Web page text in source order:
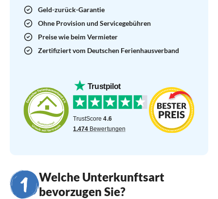
Geld-zurück-Garantie
Ohne Provision und Servicegebühren
Preise wie beim Vermieter
Zertifiziert vom Deutschen Ferienhausverband
Welche Unterkunftsart
bevorzugen Sie?